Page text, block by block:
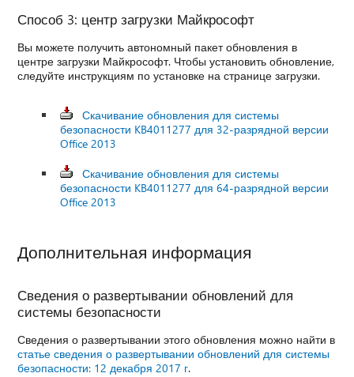
Способ 3: центр загрузки Майкрософт
Вы можете получить автономный пакет обновления в
центре загрузки Майкрософт. Чтобы установить обновление,
следуйте инструкциям по установке на странице загрузки.
Скачивание обновления для системы
безопасности KB4011277 для 32-разрядной версии
Office 2013
Скачивание обновления для системы
безопасности KB4011277 для 64-разрядной версии
Office 2013
Дополнительная информация
Сведения о развертывании обновлений для
системы безопасности
Сведения о развертывании этого обновления можно найти в
статье сведения о развертывании обновлений для системы
безопасности: 12 декабря 2017 г.